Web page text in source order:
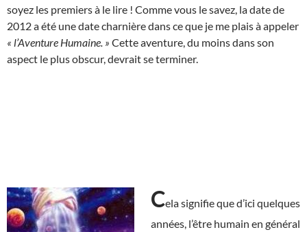
soyez les premiers à le lire ! Comme vous le savez, la date de
2012 a été une date charnière dans ce que je me plais à appeler
« l’Aventure Humaine. » Cette aventure, du moins dans son
aspect le plus obscur, devrait se terminer.
Cela signifie que d’ici quelques
années, l’être humain en général